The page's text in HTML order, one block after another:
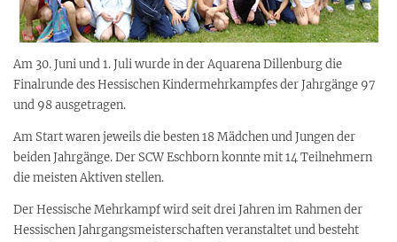
Am 30. Juni und 1. Juli wurde in der Aquarena Dillenburg die
Finalrunde des Hessischen Kindermehrkampfes der Jahrgänge 97
und 98 ausgetragen.
Am Start waren jeweils die besten 18 Mädchen und Jungen der
beiden Jahrgänge. Der SCW Eschborn konnte mit 14 Teilnehmern
die meisten Aktiven stellen.
Der Hessische Mehrkampf wird seit drei Jahren im Rahmen der
Hessischen Jahrgangsmeisterschaften veranstaltet und besteht